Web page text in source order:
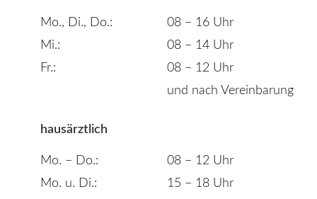
Mo., Di., Do.:
Mi.:
Fr.:
08 – 16 Uhr
08 – 14 Uhr
08 – 12 Uhr
und nach Vereinbarung
hausärztlich
Mo. – Do.:
Mo. u. Di.:
08 – 12 Uhr
15 – 18 Uhr